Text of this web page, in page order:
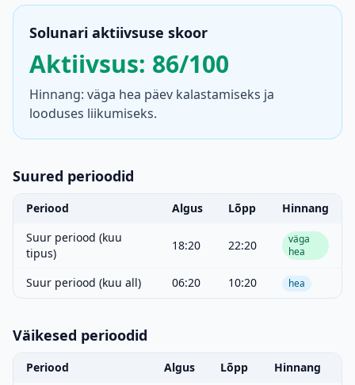
Solunari aktiivsuse skoor
Aktiivsus: 86/100
Hinnang: väga hea päev kalastamiseks ja
looduses liikumiseks.
Suured perioodid
Periood Algus Lõpp
Hinnang
Suur periood (kuu
tipus)
18:20 22:20
väga
hea
Suur periood (kuu all) 06:20 10:20 hea
Väikesed perioodid
Periood Algus Lõpp
Hinnang